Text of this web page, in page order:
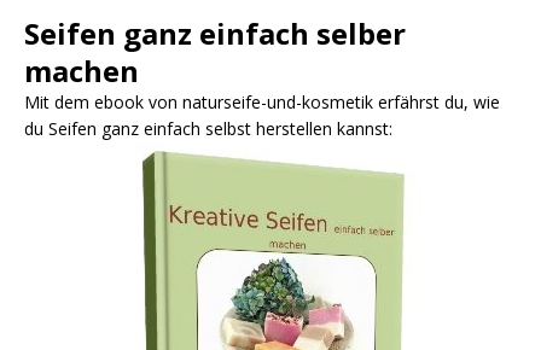
Seifen ganz einfach selber
machen
Mit dem ebook von naturseife-und-kosmetik erfährst du, wie
du Seifen ganz einfach selbst herstellen kannst: